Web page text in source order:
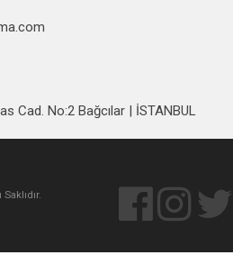
Cad. No:2 Bağcılar | İSTANBUL